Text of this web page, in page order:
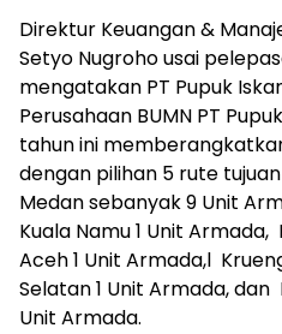
Direktur Keuangan &
Setyo Nugroho usai
mengatakan PT Pupuk
Perusahaan BUMN PT
tahun ini
dengan pilihan 5 rute
Medan sebanyak 9 Unit
Kuala Namu 1 Unit
Aceh 1 Unit Armada,l
Selatan 1 Unit Armada,
Unit Armada.